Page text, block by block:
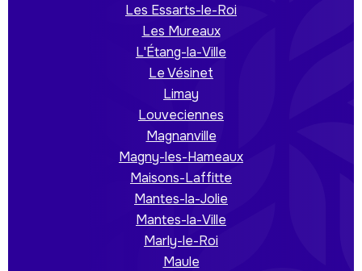
Les Essarts-le-Roi
Les Mureaux
L'Étang-la-Ville
Le Vésinet
Limay
Louveciennes
Magnanville
Magny-les-Hameaux
Maisons-Laffitte
Mantes-la-Jolie
Mantes-la-Ville
Marly-le-Roi
Maule